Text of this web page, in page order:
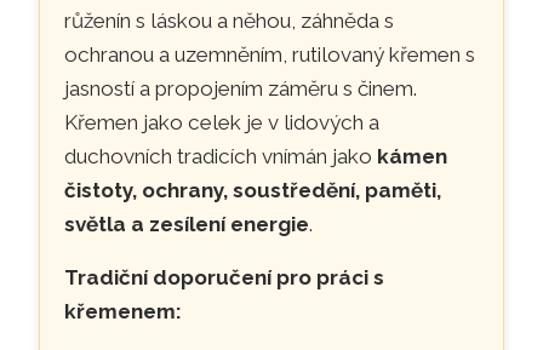
růženín s láskou a něhou, záhněda s
ochranou a uzemněním, rutilovaný křemen s
jasností a propojením záměru s činem.
Křemen jako celek je v lidových a
duchovních tradicích vnímán jako kámen
čistoty, ochrany, soustředění, paměti,
světla a zesílení energie.
Tradiční doporučení pro práci s
křemenem: